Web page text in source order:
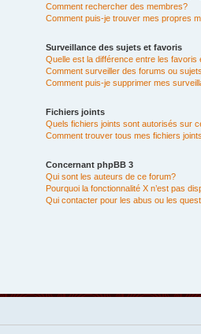
Comment rechercher des membres?
Comment puis-je trouver mes propres
Surveillance des sujets et favoris
Quelle est la différence entre les favoris
Comment surveiller des forums ou
Comment puis-je supprimer mes
Fichiers joints
Quels fichiers joints sont autorisés sur
Comment trouver tous mes fichiers
Concernant phpBB 3
Qui sont les auteurs de ce forum?
Pourquoi la fonctionnalité X n’est pas
Qui contacter pour les abus ou les